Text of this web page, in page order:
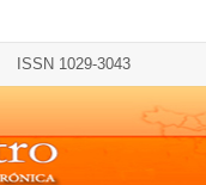
ISSN 1029-3043